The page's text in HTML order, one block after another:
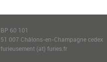
BP 60 101
51 007 Châlons-en-Champagne cedex
furieusement (at) furies.fr